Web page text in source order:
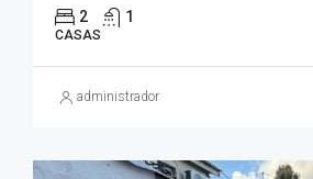
2 1
CASAS
administrador